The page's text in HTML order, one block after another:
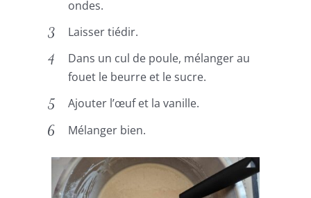
ondes.
Laisser tiédir.
Dans un cul de poule, mélanger au
fouet le beurre et le sucre.
Ajouter l’œuf et la vanille.
Mélanger bien.